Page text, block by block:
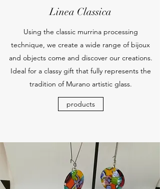
Linea Classica
Using the classic murrina processing
technique, we create a wide range of bijoux
and objects come and discover our creations.
Ideal for a classy gift that fully represents the
tradition of Murano artistic glass.
products